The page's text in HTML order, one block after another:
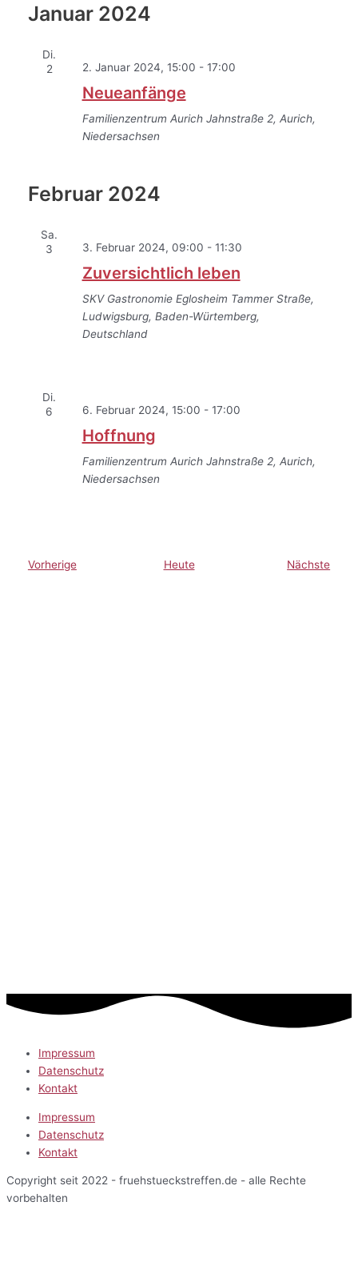
Januar 2024
Di.
2
2. Januar 2024, 15:00 - 17:00
Neueanfänge
Familienzentrum Aurich Jahnstraße 2, Aurich,
Niedersachsen
Februar 2024
Sa.
3
3. Februar 2024, 09:00 - 11:30
Zuversichtlich leben
SKV Gastronomie Eglosheim Tammer Straße,
Ludwigsburg, Baden-Würtemberg,
Deutschland
Di.
6
6. Februar 2024, 15:00 - 17:00
Hoffnung
Familienzentrum Aurich Jahnstraße 2, Aurich,
Niedersachsen
VorherigeVeranstaltungen Heute Nächste
Impressum
Datenschutz
Kontakt
Impressum
Datenschutz
Kontakt
Copyright seit 2022 - fruehstueckstreffen.de - alle Rechte
vorbehalten